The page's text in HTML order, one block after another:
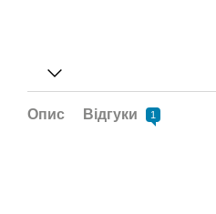
Опис Відгуки 1